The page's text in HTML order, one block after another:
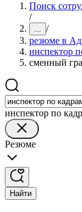
Поиск
/
... /
резюме в
инспектор
сменный
инспектор по
Резюме
Найти